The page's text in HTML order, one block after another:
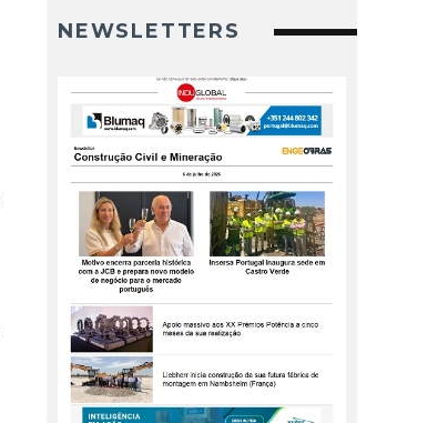
NEWSLETTERS